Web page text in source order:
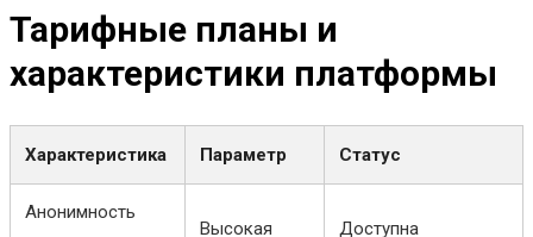
Тарифные планы и
характеристики платформы
Характеристика Параметр Статус
Анонимность
Высокая Доступна